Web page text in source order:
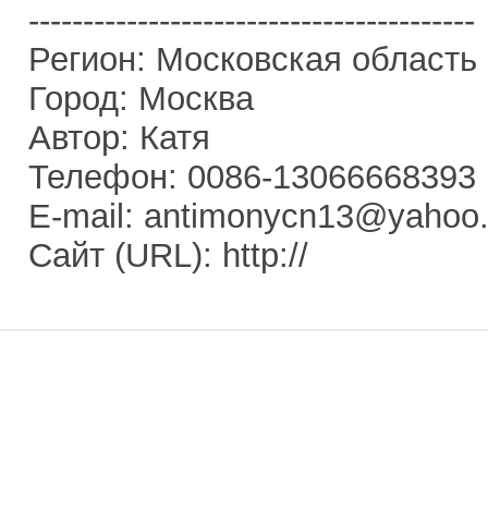
-----------------------------------------
Регион: Московская область
Город: Москва
Автор: Катя
Телефон: 0086-13066668393
E-mail:
Сайт (URL): http://